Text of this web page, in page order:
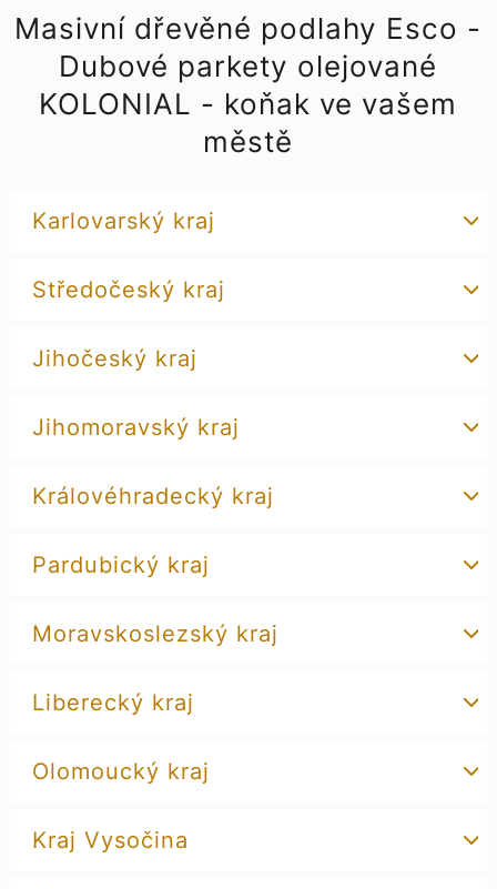
Masivní dřevěné podlahy Esco -
Dubové parkety olejované
KOLONIAL - koňak ve vašem
městě
Karlovarský kraj
Středočeský kraj
Jihočeský kraj
Jihomoravský kraj
Královéhradecký kraj
Pardubický kraj
Moravskoslezský kraj
Liberecký kraj
Olomoucký kraj
Kraj Vysočina